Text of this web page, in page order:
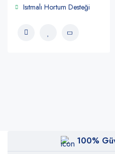
Isıtmalı Hortum Desteği
100%